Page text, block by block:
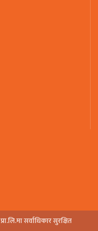
प्रा.लि.मा सर्वाधिकार सुरक्षित